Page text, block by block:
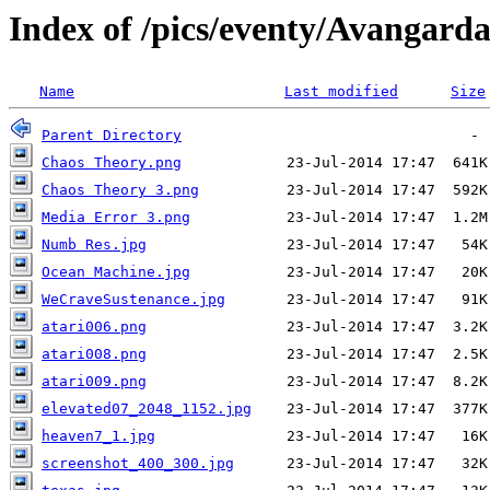
Index of /pics/eventy/
Name Last modified Size
Parent Directory
Chaos Theory.png
Chaos Theory 3.png
Media Error 3.png
Numb Res.jpg
Ocean Machine.jpg
WeCraveSustenance.jpg
atari006.png
atari008.png
atari009.png
elevated07_2048_1152.jpg
heaven7_1.jpg
screenshot_400_300.jpg